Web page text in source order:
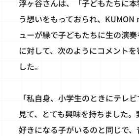
浮ヶ谷さんは、「子どもたちに
う想いをもっておられ、
ューが縁で子どもたちに生の演
に対して、次のようにコメント
した。
「私自身、小学生のときにテレ
見て、とても興味を持ちました
好きになる子がいるのと同じで